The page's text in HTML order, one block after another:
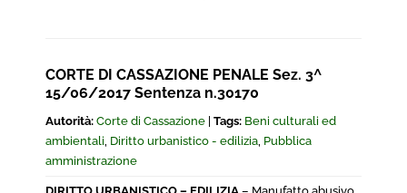
CORTE DI CASSAZIONE PENALE Sez. 3^
15/06/2017 Sentenza n.30170
Autorità: Corte di Cassazione Tags: Beni culturali ed
ambientali, Diritto urbanistico - edilizia, Pubblica
amministrazione